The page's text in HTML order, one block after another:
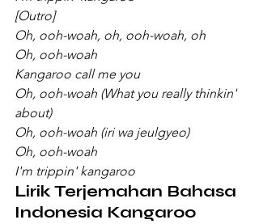
[Outro]
Oh, ooh-woah, oh, ooh-woah, oh
Oh, ooh-woah
Kangaroo call me you
Oh, ooh-woah (What you really thinkin'
about)
Oh, ooh-woah (iri wa jeulgyeo)
Oh, ooh-woah
I'm trippin' kangaroo
Lirik Terjemahan Bahasa
Indonesia Kangaroo